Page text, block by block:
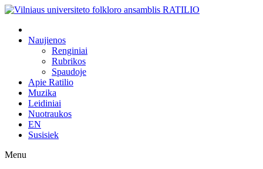
Naujienos
Renginiai
Rubrikos
Spaudoje
Apie Ratilio
Muzika
Leidiniai
Nuotraukos
EN
Susisiek
Menu